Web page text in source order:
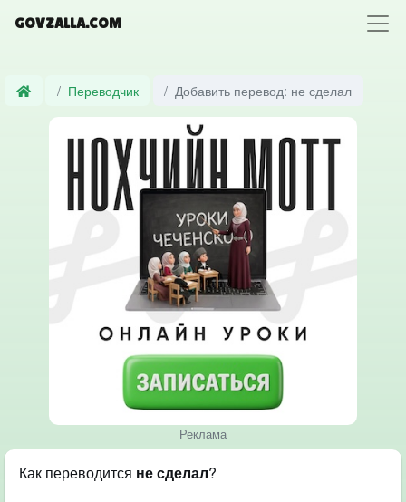
GOVZALLA.COM
Переводчик Добавить перевод: не сделал
Реклама
Как переводится не сделал?